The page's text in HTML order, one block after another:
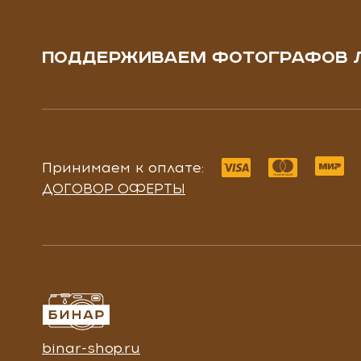
ПОДДЕРЖИВАЕМ ФОТОГРАФОВ
Принимаем к оплате:
ДОГОВОР ОФЕРТЫ
binar-shop.ru